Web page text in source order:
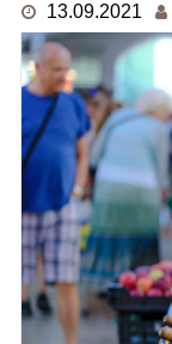
13.09.2021